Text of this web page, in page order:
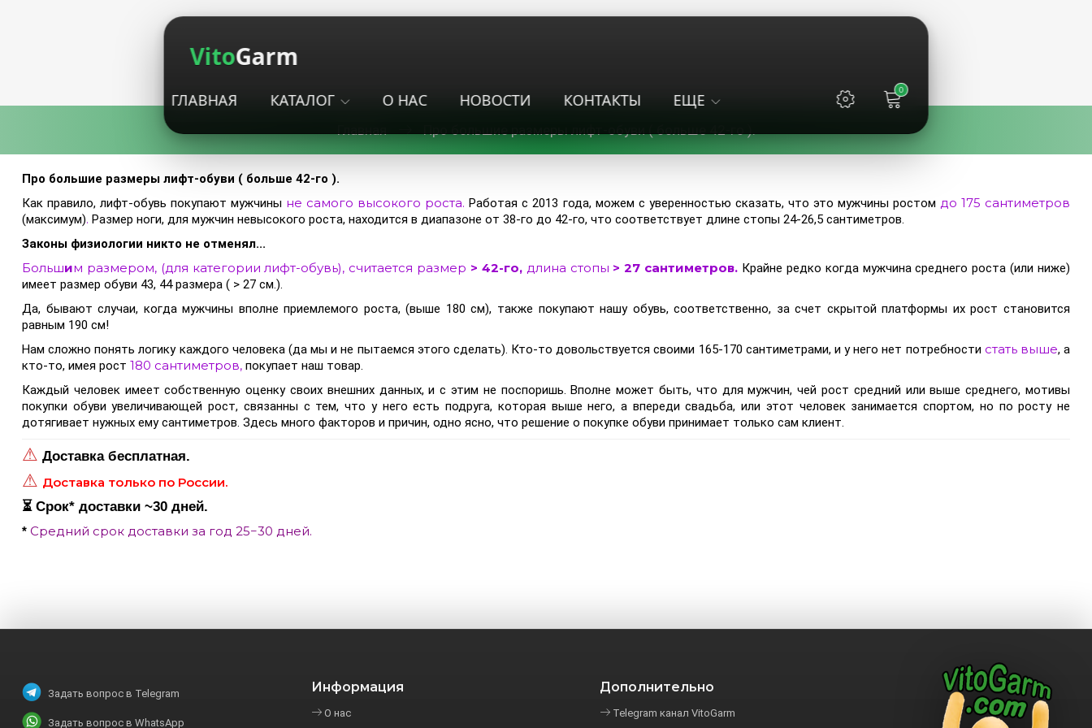
VitoGarm
ГЛАВНАЯ КАТАЛОГ О НАС НОВОСТИ КОНТАКТЫ ЕЩЕ
0
Главная Про большие размеры лифт-обуви ( больше 42-го ).
Про большие размеры лифт-обуви ( больше 42-го ).
Как правило, лифт-обувь покупают мужчины не самого высокого роста. Работая с 2013 года, можем с уверенностью сказать, что это мужчины ростом до 175 сантиметров
(максимум). Размер ноги, для мужчин невысокого роста, находится в диапазоне от 38-го до 42-го, что соответствует длине стопы 24-26,5 сантиметров.
Законы физиологии никто не отменял...
Большим размером, (для категории лифт-обувь), считается размер > 42-го, длина стопы > 27 сантиметров. Крайне редко когда мужчина среднего роста (или ниже)
имеет размер обуви 43, 44 размера ( > 27 см.).
Да, бывают случаи, когда мужчины вполне приемлемого роста, (выше 180 см), также покупают нашу обувь, соответственно, за счет скрытой платформы их рост становится
равным 190 см!
Нам сложно понять логику каждого человека (да мы и не пытаемся этого сделать). Кто-то довольствуется своими 165-170 сантиметрами, и у него нет потребности стать выше, а
кто-то, имея рост 180 сантиметров, покупает наш товар.
Каждый человек имеет собственную оценку своих внешних данных, и с этим не поспоришь. Вполне может быть, что для мужчин, чей рост средний или выше среднего, мотивы
покупки обуви увеличивающей рост, связанны с тем, что у него есть подруга, которая выше него, а впереди свадьба, или этот человек занимается спортом, но по росту не
дотягивает нужных ему сантиметров. Здесь много факторов и причин, одно ясно, что решение о покупке обуви принимает только сам клиент.
⚠ Доставка бесплатная.
⚠ Доставка только по России.
⏳ Срок* доставки ~30 дней.
* Средний срок доставки за год 25−30 дней.
Задать вопрос в Telegram
Задать вопрос в WhatsApp
Информация
О нас
Дополнительно
Telegram канал VitoGarm